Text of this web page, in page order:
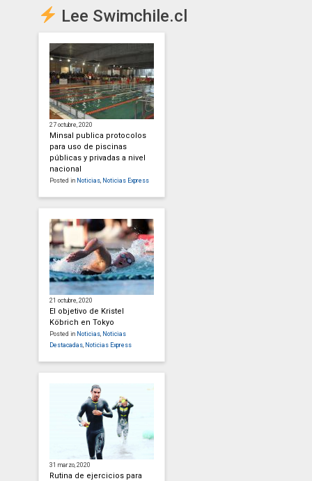
Lee Swimchile.cl
27 octubre, 2020
Minsal publica protocolos
para uso de piscinas
públicas y privadas a nivel
nacional
Posted in Noticias Noticias Express
21 octubre, 2020
El objetivo de Kristel
Köbrich en Tokyo
Posted in Noticias Noticias
Destacadas Noticias Express
31 marzo, 2020
Rutina de ejercicios para